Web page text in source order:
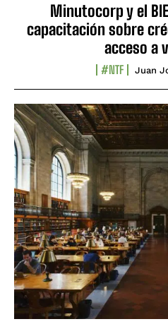
Minutocorp y el
capacitación sobre
acceso a
#NTF Juan